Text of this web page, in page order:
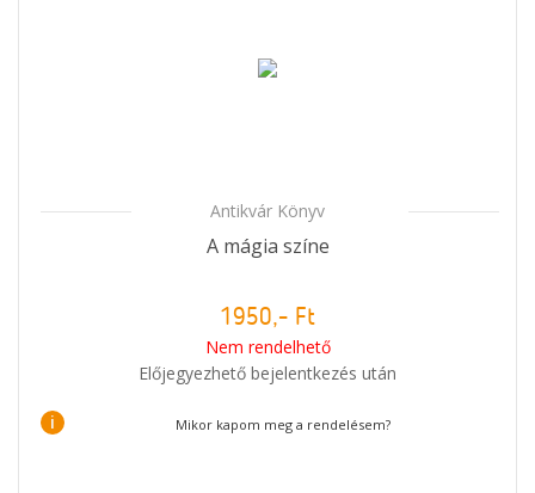
Antikvár Könyv
A mágia színe
1950,- Ft
Nem rendelhető
Előjegyezhető bejelentkezés után
i Mikor kapom meg a rendelésem?